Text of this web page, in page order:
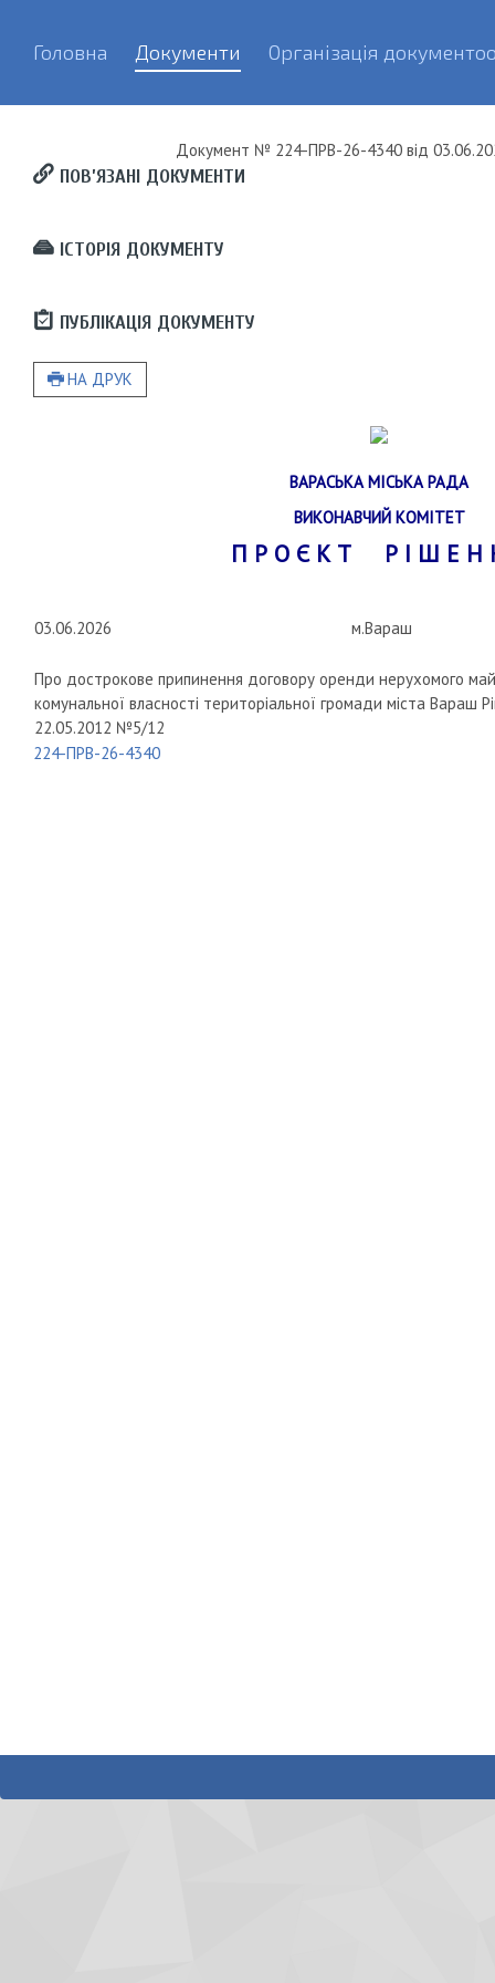
Головна Документи Організація
Документ № 224-ПРВ-26-4340від
ПОВ’ЯЗАНІ ДОКУМЕНТИ
ІСТОРІЯ ДОКУМЕНТУ
ПУБЛІКАЦІЯ ДОКУМЕНТУ
НА ДРУК
ВАРАСЬКА МІСЬКА РАДА
ВИКОНАВЧИЙ КОМІТЕТ
П Р О Є К Т Р І Ш Е Н
03.06.2026 м.Вараш
Про дострокове припинення договору оренди нерухомого
комунальної власності територіальної громади міста Вараш
22.05.2012 №5/12
224-ПРВ-26-4340